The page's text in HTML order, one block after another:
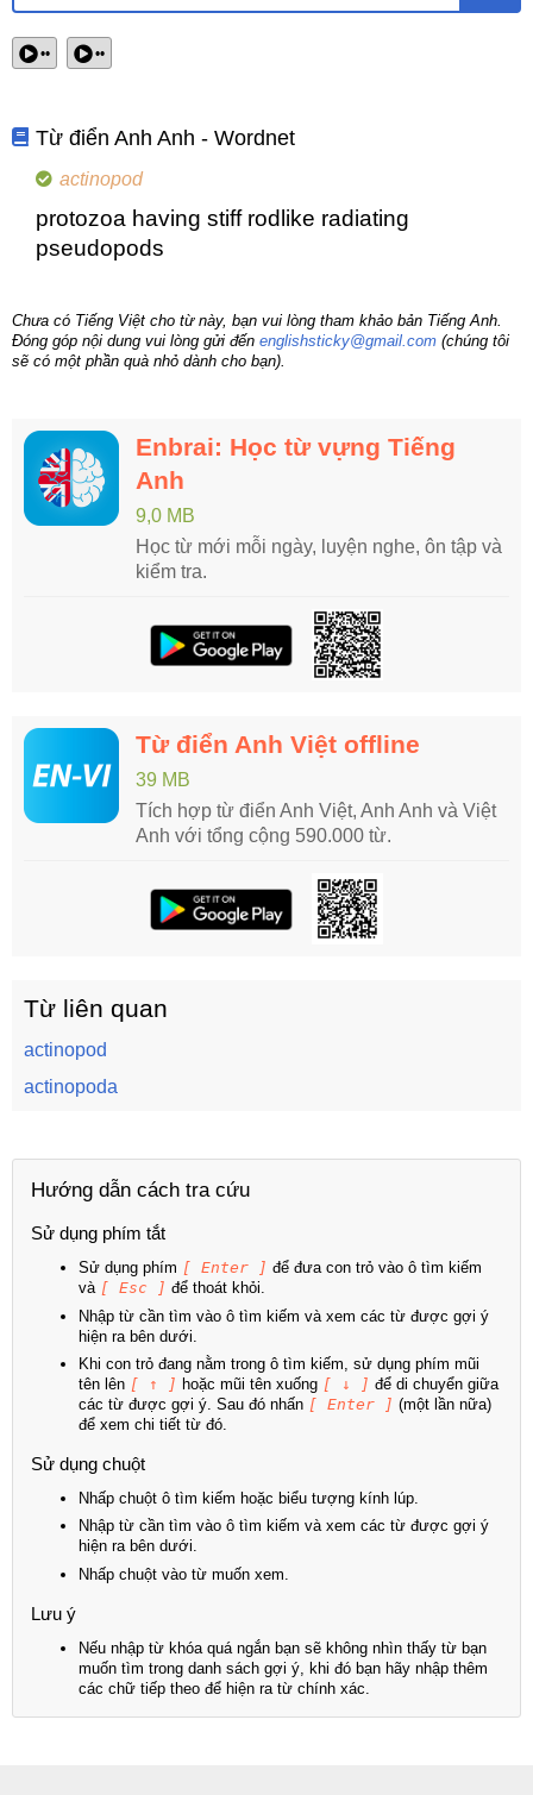
•• ••
Từ điển Anh Anh - Wordnet
actinopod
protozoa having stiff rodlike radiating
pseudopods
Chưa có Tiếng Việt cho từ này, bạn vui lòng tham khảo bản Tiếng Anh.
Đóng góp nội dung vui lòng gửi đến englishsticky@gmail.com (chúng tôi
sẽ có một phần quà nhỏ dành cho bạn).
Enbrai: Học từ vựng Tiếng
Anh
9,0 MB
Học từ mới mỗi ngày, luyện nghe, ôn tập và
kiểm tra.
Từ điển Anh Việt offline
39 MB
Tích hợp từ điển Anh Việt, Anh Anh và Việt
Anh với tổng cộng 590.000 từ.
Từ liên quan
actinopod
actinopoda
Hướng dẫn cách tra cứu
Sử dụng phím tắt
Sử dụng phím [ Enter ] để đưa con trỏ vào ô tìm kiếm
và [ Esc ] để thoát khỏi.
Nhập từ cần tìm vào ô tìm kiếm và xem các từ được gợi ý
hiện ra bên dưới.
Khi con trỏ đang nằm trong ô tìm kiếm, sử dụng phím mũi
tên lên [ ↑ ] hoặc mũi tên xuống [ ↓ ] để di chuyển giữa
các từ được gợi ý. Sau đó nhấn [ Enter ] (một lần nữa)
để xem chi tiết từ đó.
Sử dụng chuột
Nhấp chuột ô tìm kiếm hoặc biểu tượng kính lúp.
Nhập từ cần tìm vào ô tìm kiếm và xem các từ được gợi ý
hiện ra bên dưới.
Nhấp chuột vào từ muốn xem.
Lưu ý
Nếu nhập từ khóa quá ngắn bạn sẽ không nhìn thấy từ bạn
muốn tìm trong danh sách gợi ý, khi đó bạn hãy nhập thêm
các chữ tiếp theo để hiện ra từ chính xác.